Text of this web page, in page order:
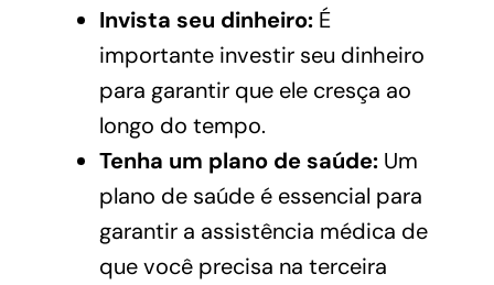
Invista seu dinheiro:É
importante investir seu dinheiro
para garantir que ele cresça ao
longo do tempo.
Tenha um plano de saúde:Um
plano de saúde é essencial para
garantir a assistência médica de
que você precisa na terceira